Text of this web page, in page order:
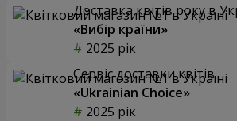
Доставка квітів року в
«Вибір країни»
2025 рік
Сервіс доставки квітів
«Ukrainian Choice»
2025 рік